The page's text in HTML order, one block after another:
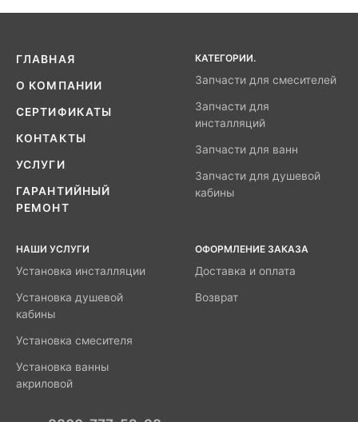
ГЛАВНАЯ
О КОМПАНИИ
СЕРТИФИКАТЫ
КОНТАКТЫ
УСЛУГИ
ГАРАНТИЙНЫЙ
РЕМОНТ
КАТЕГОРИИ.
Запчасти для смесителей
Запчасти для
инсталляций
Запчасти для ванн
Запчасти для душевой
кабины
НАШИ УСЛУГИ
Установка инсталляции
Установка душевой
кабины
Установка смесителя
Установка ванны
акриловой
ОФОРМЛЕНИЕ ЗАКАЗА
Доставка и оплата
Возврат